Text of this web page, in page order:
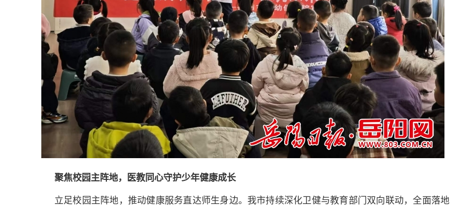
聚焦校园主阵地，医教同心守护少年健康成长
立足校园主阵地，推动健康服务直达师生身边。我市持续深化卫健与教育部门双向联动，全面落地